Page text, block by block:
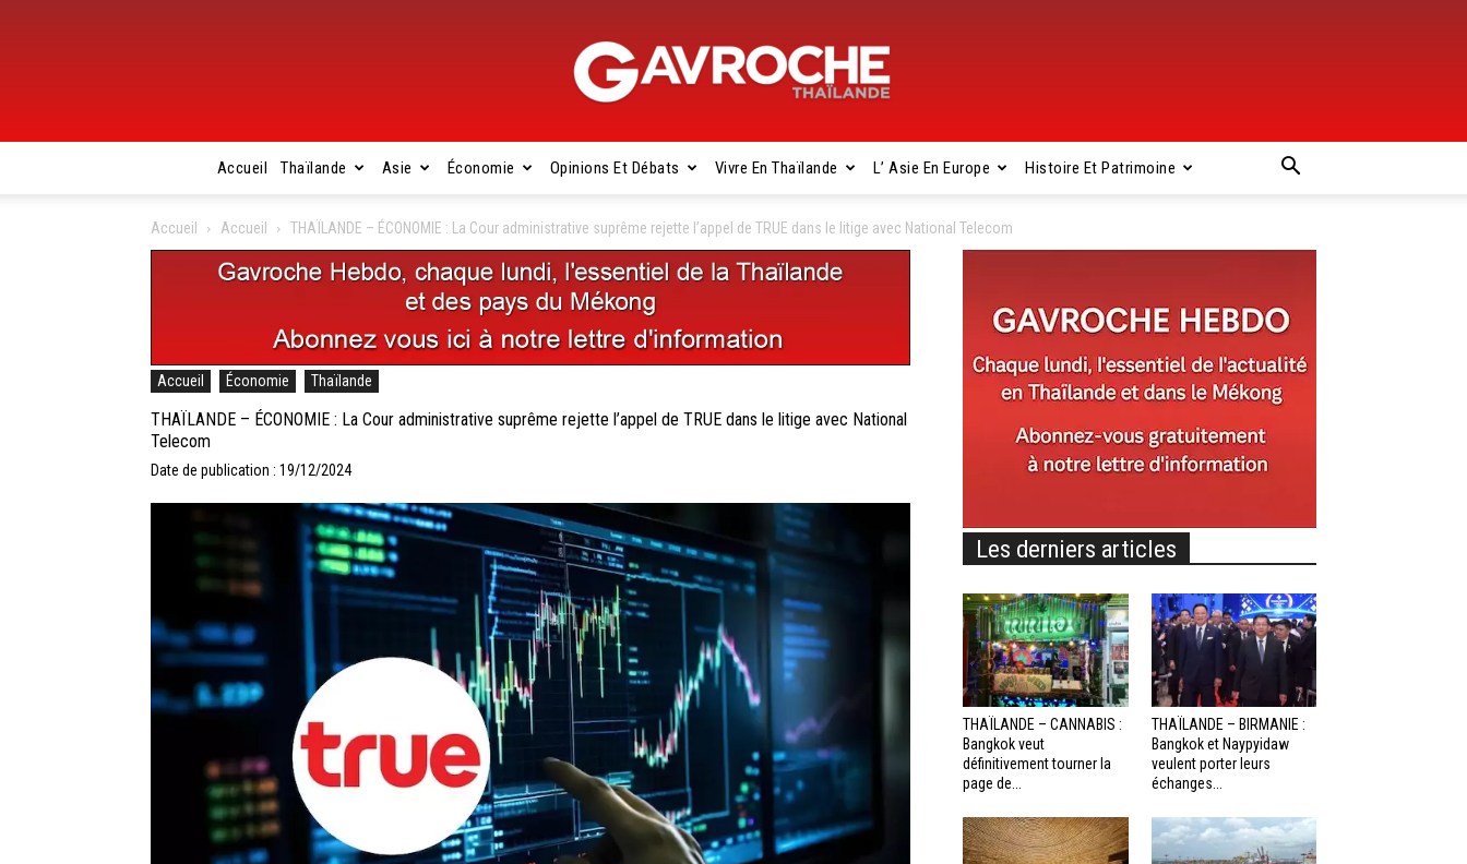
Gavroche
Accueil Thaïlande Asie Économie Opinions Et Débats Vivre En Thaïlande L’ Asie En Europe Histoire Et Patrimoine
Accueil Accueil THAÏLANDE – ÉCONOMIE : La Cour administrative suprême rejette l’appel de TRUE dans le litige avec National Telecom
Accueil Économie Thaïlande
THAÏLANDE – ÉCONOMIE : La Cour administrative suprême rejette l’appel de TRUE dans le litige avec National
Telecom
Date de publication : 19/12/2024
Les derniers articles
THAÏLANDE – CANNABIS :
Bangkok veut
définitivement tourner la
page de...
THAÏLANDE – BIRMANIE :
Bangkok et Naypyidaw
veulent porter leurs
échanges...